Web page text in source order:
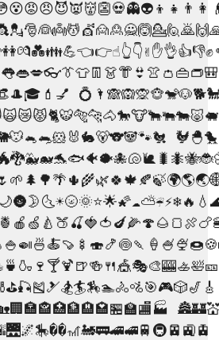
🐓🐣🐤